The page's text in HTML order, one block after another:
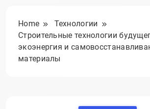
Home
Технологии
Строительные технологии
экоэнергия и
материалы